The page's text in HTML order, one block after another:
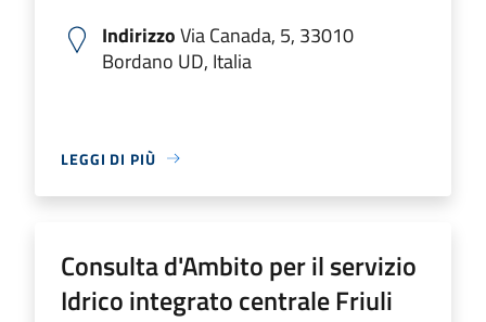
IndirizzoVia Canada, 5, 33010
Bordano UD, Italia
LEGGI DI PIÙ
Consulta d'Ambito per il servizio
Idrico integrato centrale Friuli